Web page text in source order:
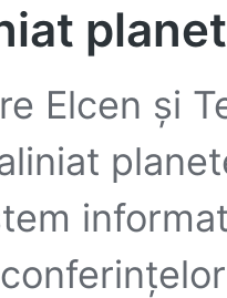
Elcen şi